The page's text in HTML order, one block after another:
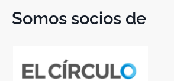
Somos socios de